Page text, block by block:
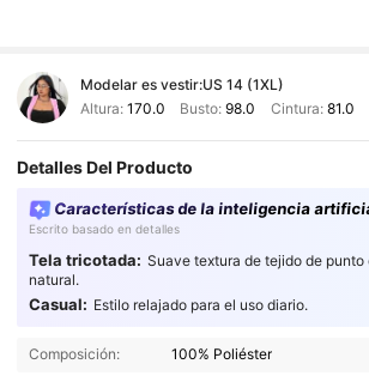
Modelar es vestir:US 14 (1XL)
Altura: 170.0 Busto:98.0 Cintura: 81.0
Detalles Del Producto
Características de la inteligencia
Escrito basado en detalles
Tela tricotada: Suave textura de tejido de
natural.
Casual: Estilo relajado para el uso diario.
Composición: 100% Poliéster
398K Seguidores
398K Seguidores